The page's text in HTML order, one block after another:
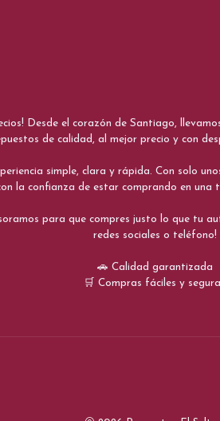
Desde el corazón de Santiago,
de calidad, al mejor precio y con
simple, clara y rápida. Con solo
la confianza de estar comprando en una
para que compres justo lo que
redes sociales o teléfono!
🚗 Calidad garantizada
🛒 Compras fáciles y